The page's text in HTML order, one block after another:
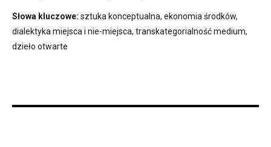
Słowa kluczowe: sztuka konceptualna, ekonomia środków,
dialektyka miejsca i nie-miejsca, transkategorialność medium,
dzieło otwarte